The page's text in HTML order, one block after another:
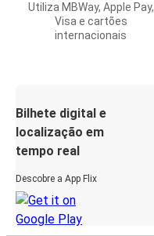
Utiliza MBWay, Apple Pay,
Visa e cartões
internacionais
Bilhete digital e
localização em
tempo real
Descobre a App Flix